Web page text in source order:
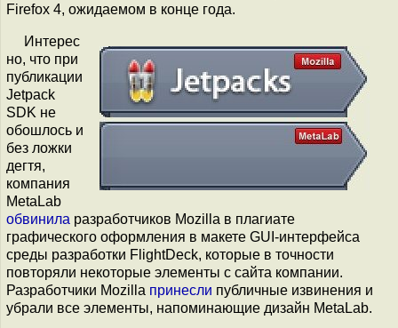
Firefox 4, ожидаемом в конце года.
Интерес
но, что при
публикации
Jetpack
SDK не
обошлось и
без ложки
дегтя,
компания
MetaLab
обвинила разработчиков Mozilla в плагиате
графического оформления в макете GUI-интерфейса
среды разработки FlightDeck, которые в точности
повторяли некоторые элементы с сайта компании.
Разработчики Mozilla принесли публичные извинения и
убрали все элементы, напоминающие дизайн MetaLab.